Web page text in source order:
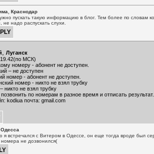
, Краснодар
пускать такую информацию в блог. Тем более по словам
не надо распускать слухи.
, Луганск
МСК)
номеру - абонент не доступен.
– не доступен
номер - абонент не доступен.
номер - никто не взял трубку
никто не взял трубку
по номерам в разное время и отписать результат.
kodiua почта: gmail.com
Одесса
я встречался с Витером в Одессе, он еще тогда вроде был
не дозвонился(